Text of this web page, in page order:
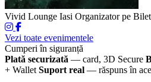
Vivid Lounge Iasi Organizator pe
Vezi toate evenimentele
Cumperi în siguranță
Plată securizată — card, 3D Secure
+ Wallet Suport real — răspuns în